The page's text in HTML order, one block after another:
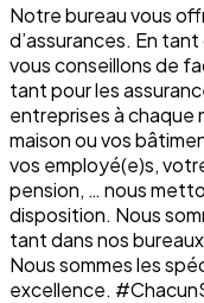
Notre bureau vous
d’assurances. En
vous conseillons de
tant pour les
entreprises à chaque
maison ou vos
vos employé(e)s,
pension, … nous
disposition. Nous
tant dans nos
Nous sommes les
excellence.